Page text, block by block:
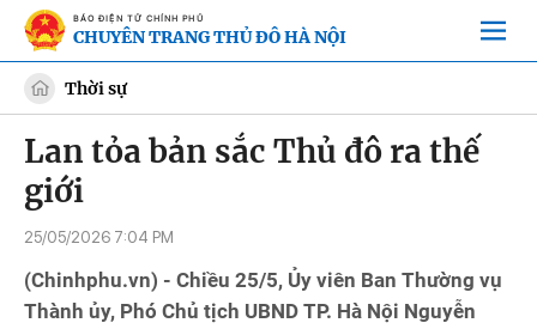
BÁO ĐIỆN TỬ CHÍNH PHỦ
CHUYÊN TRANG THỦ ĐÔ HÀ NỘI
Thời sự
Lan tỏa bản sắc Thủ đô ra thế
giới
25/05/2026 7:04 PM
(Chinhphu.vn) - Chiều 25/5, Ủy viên Ban Thường vụ
Thành ủy, Phó Chủ tịch UBND TP. Hà Nội Nguyễn